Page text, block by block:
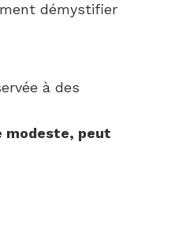
démystifier
à des
modeste, peut